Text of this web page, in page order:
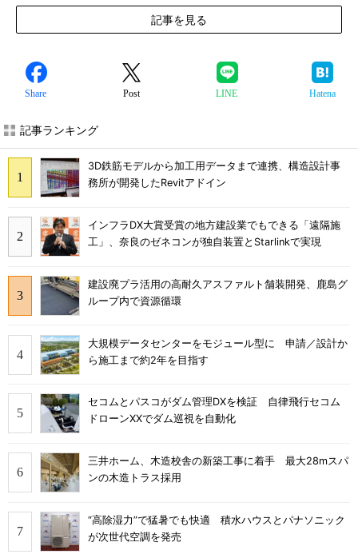
記事を見る
Share Post LINE Hatena
記事ランキング
3D鉄筋モデルから加工用データまで連携、構造設計事
務所が開発したRevitアドイン
インフラDX大賞受賞の地方建設業でもできる「遠隔施
工」、奈良のゼネコンが独自装置とStarlinkで実現
建設廃プラ活用の高耐久アスファルト舗装開発、鹿島グ
ループ内で資源循環
大規模データセンターをモジュール型に 申請／設計か
ら施工まで約2年を目指す
セコムとパスコがダム管理DXを検証 自律飛行セコム
ドローンXXでダム巡視を自動化
三井ホーム、木造校舎の新築工事に着手 最大28mスパ
ンの木造トラス採用
“高除湿力”で猛暑でも快適 積水ハウスとパナソニック
が次世代空調を発売